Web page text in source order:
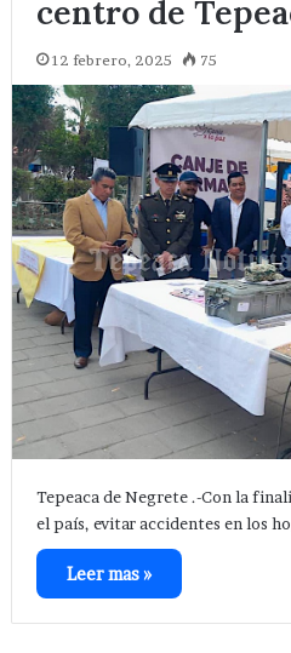
centro de
12 febrero, 2025 75
Tepeaca de Negrete .-Con la
el país, evitar accidentes en los
Leer mas »